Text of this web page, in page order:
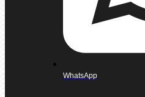
WhatsApp